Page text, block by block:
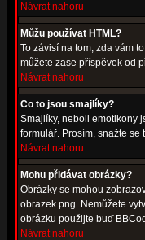
Návrat nahoru
Můžu používat HTML?
To závisí na tom, zda vám
můžete zase příspěvek od
Návrat nahoru
Co to jsou smajlíky?
Smajlíky, neboli emotikony
formulář. Prosím, snažte
Návrat nahoru
Mohu přidávat obrázky?
Obrázky se mohou
obrazek.png. Nemůžete
obrázku použijte buď
Návrat nahoru